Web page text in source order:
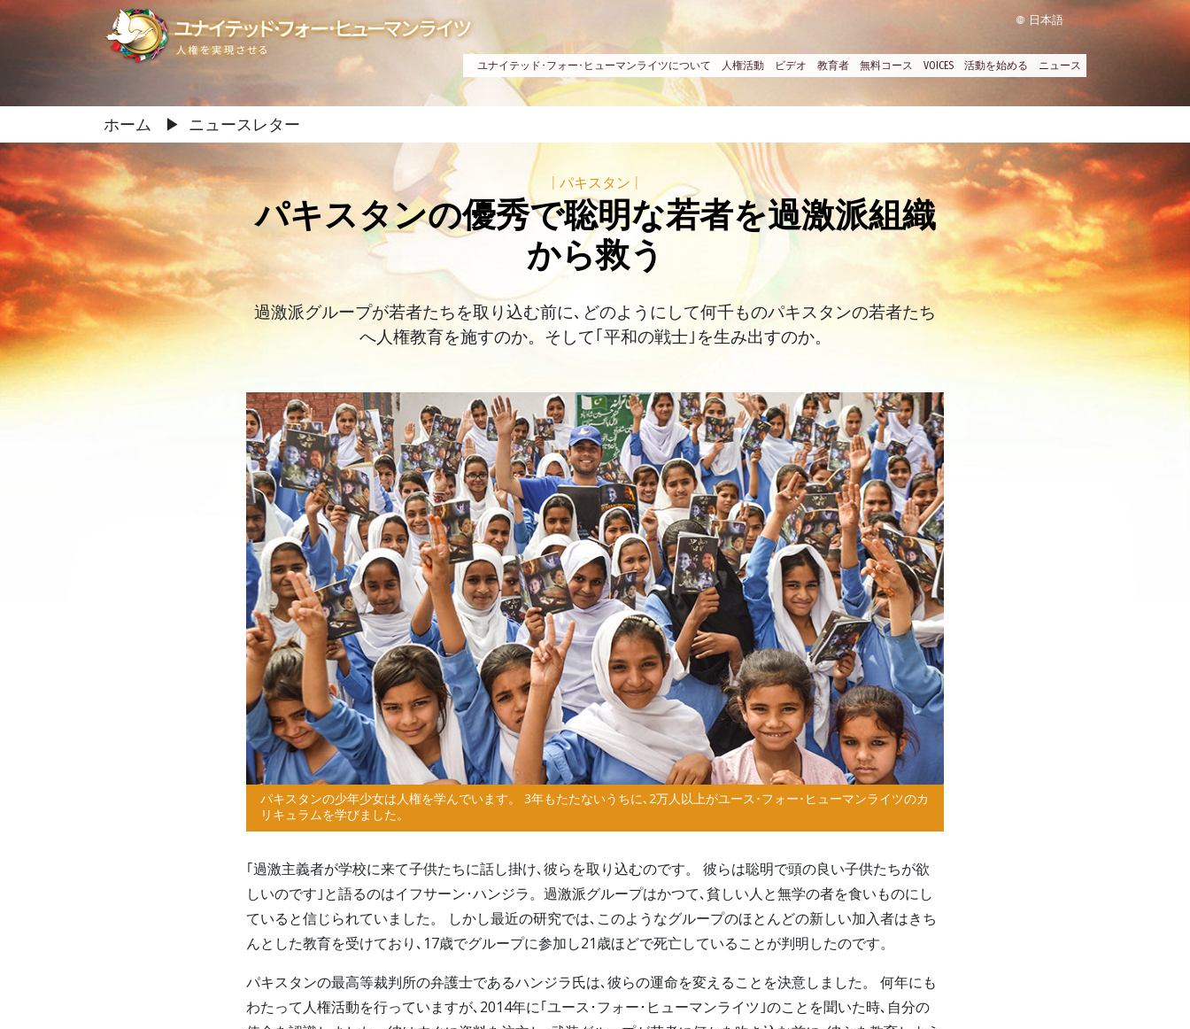
日本語
ユナイテッド･フォー･ヒューマンライツについて 人権活動 ビデオ 教育者 無料コース VOICES 活動を始める ニュース
ホーム ▶ ニュースレター
パキスタン
パキスタンの優秀で聡明な若者を過激派組織
から救う
過激派グループが若者たちを取り込む前に､どのようにして何千ものパキスタンの若者たち
へ人権教育を施すのか。そして｢平和の戦士｣を生み出すのか。
パキスタンの少年少女は人権を学んでいます。 3年もたたないうちに､2万人以上がユース･フォー･ヒューマンライツのカ
リキュラムを学びました。
｢過激主義者が学校に来て子供たちに話し掛け､彼らを取り込むのです。 彼らは聡明で頭の良い子供たちが欲
しいのです｣と語るのはイフサーン･ハンジラ。過激派グループはかつて､貧しい人と無学の者を食いものにし
ていると信じられていました。 しかし最近の研究では､このようなグループのほとんどの新しい加入者はきち
んとした教育を受けており､17歳でグループに参加し21歳ほどで死亡していることが判明したのです。
パキスタンの最高等裁判所の弁護士であるハンジラ氏は､彼らの運命を変えることを決意しました。 何年にも
わたって人権活動を行っていますが､2014年に｢ユース･フォー･ヒューマンライツ｣のことを聞いた時､自分の